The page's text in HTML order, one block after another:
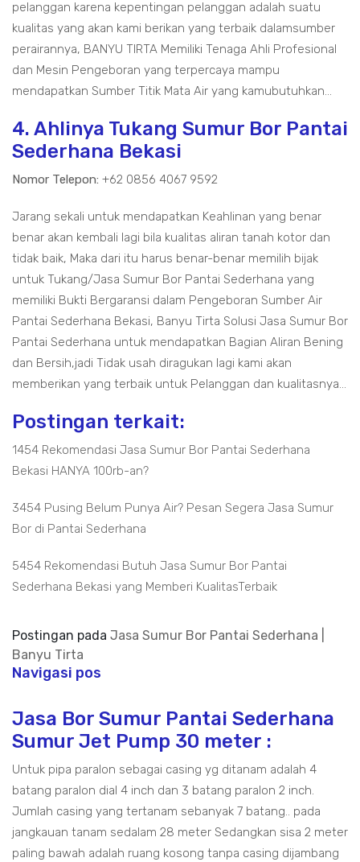
pelanggan karena kepentingan pelanggan adalah suatu
kualitas yang akan kami berikan yang terbaik dalamsumber
perairannya, BANYU TIRTA Memiliki Tenaga Ahli Profesional
dan Mesin Pengeboran yang terpercaya mampu
mendapatkan Sumber Titik Mata Air yang kamubutuhkan...
4. Ahlinya Tukang Sumur Bor Pantai
Sederhana Bekasi
Nomor Telepon: +62 0856 4067 9592
Jarang sekali untuk mendapatkan Keahlinan yang benar
benar akan kembali lagi bila kualitas aliran tanah kotor dan
tidak baik, Maka dari itu harus benar-benar memilih bijak
untuk Tukang/Jasa Sumur Bor Pantai Sederhana yang
memiliki Bukti Bergaransi dalam Pengeboran Sumber Air
Pantai Sederhana Bekasi, Banyu Tirta Solusi Jasa Sumur Bor
Pantai Sederhana untuk mendapatkan Bagian Aliran Bening
dan Bersih,jadi Tidak usah diragukan lagi kami akan
memberikan yang terbaik untuk Pelanggan dan kualitasnya...
Postingan terkait:
1454 Rekomendasi Jasa Sumur Bor Pantai Sederhana
Bekasi HANYA 100rb-an?
3454 Pusing Belum Punya Air? Pesan Segera Jasa Sumur
Bor di Pantai Sederhana
5454 Rekomendasi Butuh Jasa Sumur Bor Pantai
Sederhana Bekasi yang Memberi KualitasTerbaik
Postingan pada Jasa Sumur Bor Pantai Sederhana |
Banyu Tirta
Navigasi pos
Jasa Bor Sumur Pantai Sederhana
Sumur Jet Pump 30 meter :
Untuk pipa paralon sebagai casing yg ditanam adalah 4
batang paralon dial 4 inch dan 3 batang paralon 2 inch.
Jumlah casing yang tertanam sebanyak 7 batang.. pada
jangkauan tanam sedalam 28 meter Sedangkan sisa 2 meter
paling bawah adalah ruang kosong tanpa casing dijambang